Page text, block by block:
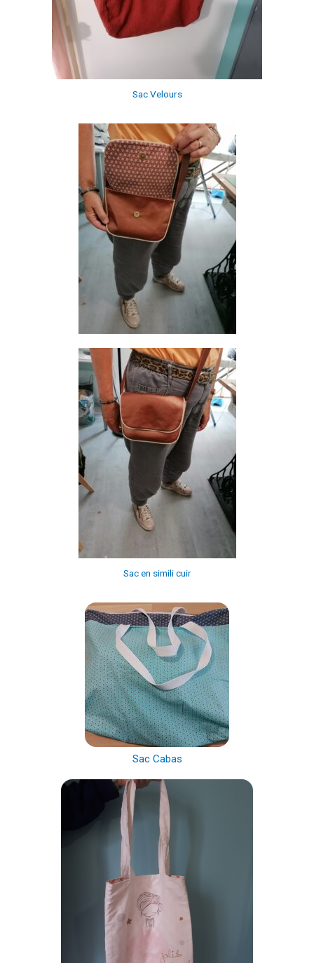
Sac Velours
Sac en simili cuir
Sac Cabas